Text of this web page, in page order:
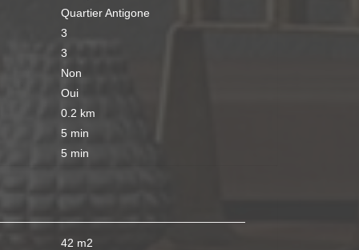
Quartier Antigone
3
3
Non
Oui
0.2 km
5 min
5 min
42 m2